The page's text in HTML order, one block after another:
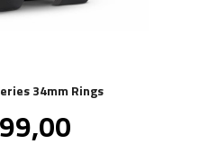
34mm Rings